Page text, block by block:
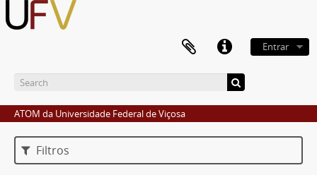
Entrar
ATOM da Universidade Federal de Viçosa
Filtros